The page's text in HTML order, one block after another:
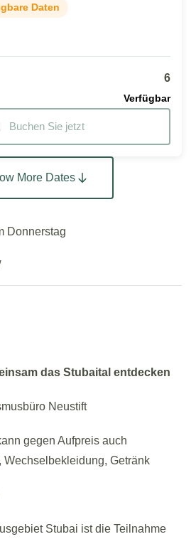
Daten
6
Verfügbar
Buchen Sie jetzt
More Dates
Donnerstag
das Stubaital entdecken
Neustift
gegen Aufpreis auch
Getränk
Stubai ist die Teilnahme